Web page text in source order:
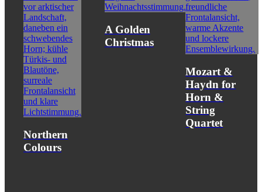
Northern
Colours
A Golden
Christmas
Mozart &
Haydn for
Horn &
String
Quartet